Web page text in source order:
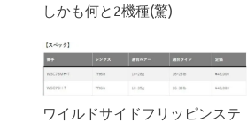
しかも何と2機種(驚)
ワイルドサイドフリッピンステ